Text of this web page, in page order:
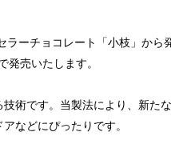
ーチョコレート「小枝」から
売いたします。
術です。当製法により、新た
などにぴったりです。